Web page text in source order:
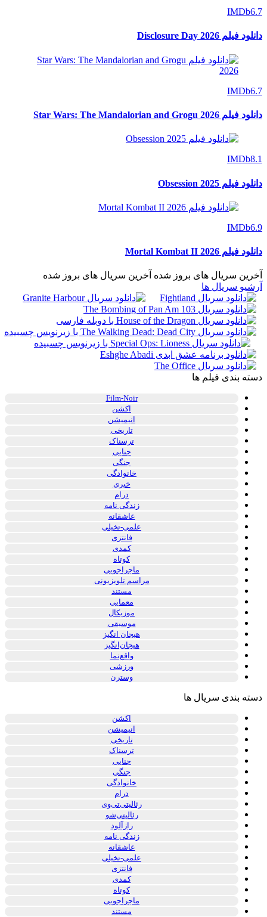
IMDb6.7
دانلود فیلم Disclosure Day 2026
IMDb6.7
دانلود فیلم Star Wars: The Mandalorian and Grogu 2026
IMDb8.1
دانلود فیلم Obsession 2025
IMDb6.9
دانلود فیلم Mortal Kombat II 2026
آخرین سریال های بروز شده آخرین سریال های بروز شده
آرشیو سریال ها
دسته بندی فیلم ها
Film-Noir
اکشن
انیمیشن
تاریخی
ترسناک
جنایی
جنگی
خانوادگی
خبری
درام
زندگی نامه
عاشقانه
علمی-تخیلی
فانتزی
کمدی
کوتاه
ماجراجویی
مراسم تلویزیونی
مستند
معمایی
موزیکال
موسیقی
هیجان انگیز
هیجان‌انگیز
واقع‌نما
ورزشی
وسترن
دسته بندی سریال ها
اکشن
انیمیشن
تاریخی
ترسناک
جنایی
جنگی
خانوادگی
درام
رئالیتی‌تی‌وی
رئالیتی‌شو
رازآلود
زندگی نامه
عاشقانه
علمی-تخیلی
فانتزی
کمدی
کوتاه
ماجراجویی
مستند